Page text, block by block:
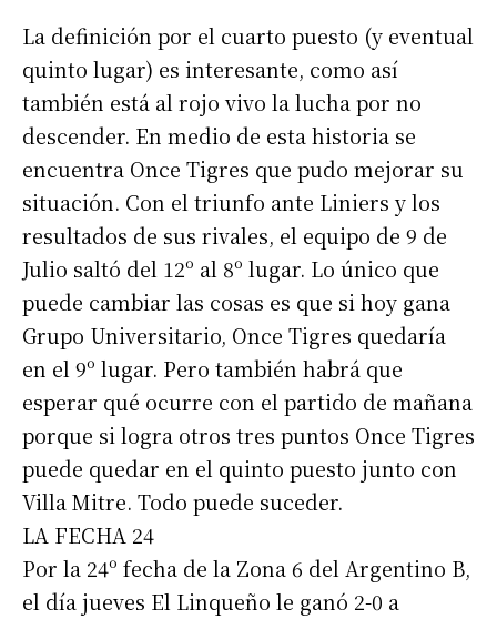
La definición por el cuarto puesto (y eventual
quinto lugar) es interesante, como así
también está al rojo vivo la lucha por no
descender. En medio de esta historia se
encuentra Once Tigres que pudo mejorar su
situación. Con el triunfo ante Liniers y los
resultados de sus rivales, el equipo de 9 de
Julio saltó del 12º al 8º lugar. Lo único que
puede cambiar las cosas es que si hoy gana
Grupo Universitario, Once Tigres quedaría
en el 9º lugar. Pero también habrá que
esperar qué ocurre con el partido de mañana
porque si logra otros tres puntos Once Tigres
puede quedar en el quinto puesto junto con
Villa Mitre. Todo puede suceder.
LA FECHA 24
Por la 24º fecha de la Zona 6 del Argentino B,
el día jueves El Linqueño le ganó 2-0 a